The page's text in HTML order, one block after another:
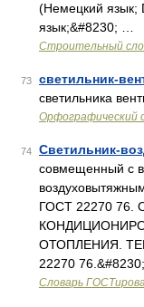
(Немецкий язык;
язык;&#8230; …
Строительный
73 светильник-
светильника
Орфографический
74 Светильник-
совмещенный с
ГОСТ 22270
ОТОПЛЕНИЯ.
22270
Словарь